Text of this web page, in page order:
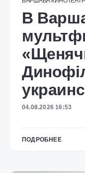
В
04.08.2026 16:53
ПОДРОБНЕЕ